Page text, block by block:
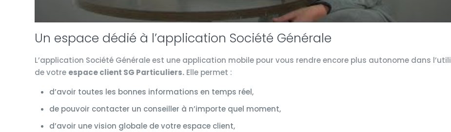
Un espace dédié à l’application Société Générale
L’application Société Générale est une application mobile pour vous rendre encore plus autonome dans
de votre espace client SG Particuliers. Elle permet :
d’avoir toutes les bonnes informations en temps réel,
de pouvoir contacter un conseiller à n’importe quel moment,
d’avoir une vision globale de votre espace client,